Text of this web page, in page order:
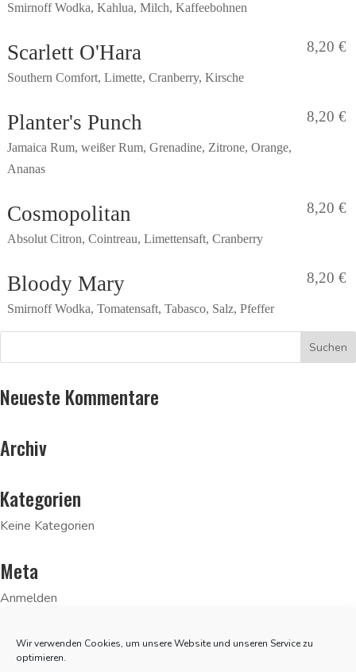
Wir verwenden Cookies, um unsere Website und unseren Service zu
optimieren.
Smirnoff Wodka, Kahlua, Milch, Kaffeebohnen
Scarlett O'Hara 8,20 €
Southern Comfort, Limette, Cranberry, Kirsche
Planter's Punch 8,20 €
Jamaica Rum, weißer Rum, Grenadine, Zitrone, Orange,
Ananas
Cosmopolitan 8,20 €
Absolut Citron, Cointreau, Limettensaft, Cranberry
Bloody Mary 8,20 €
Smirnoff Wodka, Tomatensaft, Tabasco, Salz, Pfeffer
Neueste Kommentare
Archiv
Kategorien
Keine Kategorien
Meta
Anmelden
Kommentar-Feed